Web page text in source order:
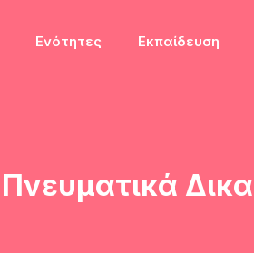
Ενότητες Εκπαίδευση
Πνευματικά